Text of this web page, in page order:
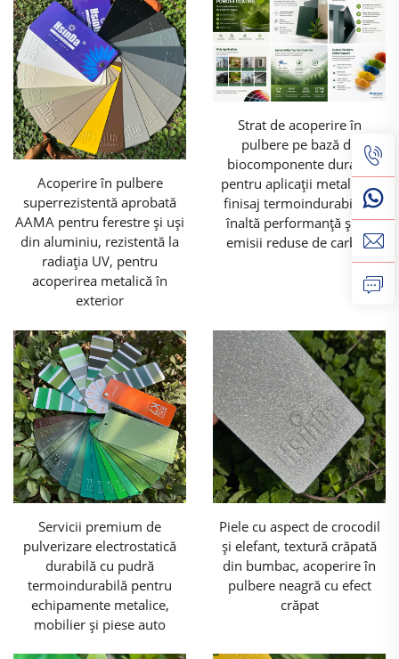
Acoperire în pulbere
superrezistentă aprobată
AAMA pentru ferestre și uși
din aluminiu, rezistentă la
radiația UV, pentru
acoperirea metalică în
exterior
Strat de acoperire în
pulbere pe bază de
biocomponente durabil
pentru aplicații metalice –
finisaj termoindurabil de
înaltă performanță și cu
emisii reduse de carbon
Servicii premium de
pulverizare electrostatică
durabilă cu pudră
termoindurabilă pentru
echipamente metalice,
mobilier și piese auto
Piele cu aspect de crocodil
și elefant, textură crăpată
din bumbac, acoperire în
pulbere neagră cu efect
crăpat